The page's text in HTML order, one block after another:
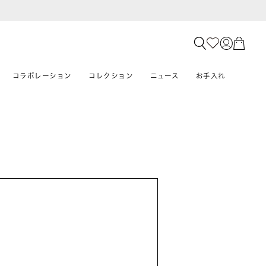
コラボレーション コレクション ニュース お手入れ